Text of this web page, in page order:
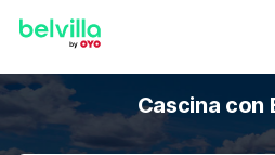
Cascina con